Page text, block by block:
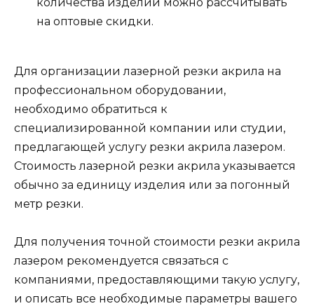
количества изделий можно рассчитывать
на оптовые скидки.
Для организации лазерной резки акрила на
профессиональном оборудовании,
необходимо обратиться к
специализированной компании или студии,
предлагающей услугу резки акрила лазером.
Стоимость лазерной резки акрила указывается
обычно за единицу изделия или за погонный
метр резки.
Для получения точной стоимости резки акрила
лазером рекомендуется связаться с
компаниями, предоставляющими такую услугу,
и описать все необходимые параметры вашего